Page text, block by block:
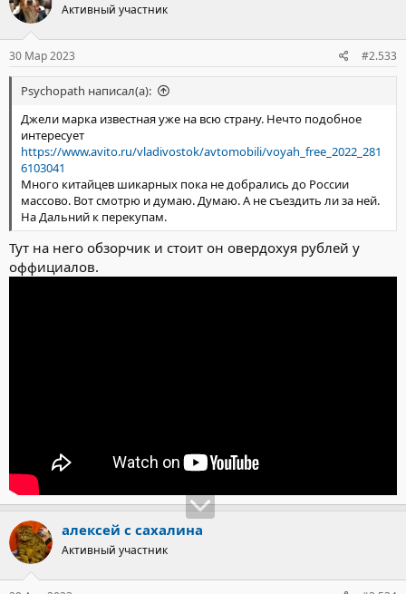
Активный участник
30 Мар 2023 #2.533
Psychopath написал(а):
Джели марка известная уже на всю страну. Нечто подобное
интересует
https://www.avito.ru/vladivostok/avtomobili/voyah_free_2022_281
6103041
Много китайцев шикарных пока не добрались до России
массово. Вот смотрю и думаю. Думаю. А не съездить ли за ней.
На Дальний к перекупам.
Тут на него обзорчик и стоит он овердохуя рублей у
оффициалов.
алексей с сахалина
Активный участник